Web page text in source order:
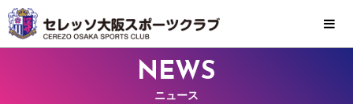
MENU
NEWS
ニュース